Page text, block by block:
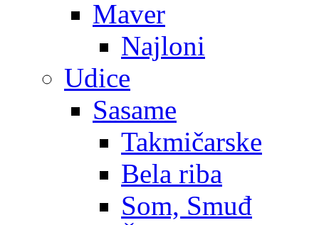
Maver
Najloni
Udice
Sasame
Takmičarske
Bela riba
Som, Smuđ